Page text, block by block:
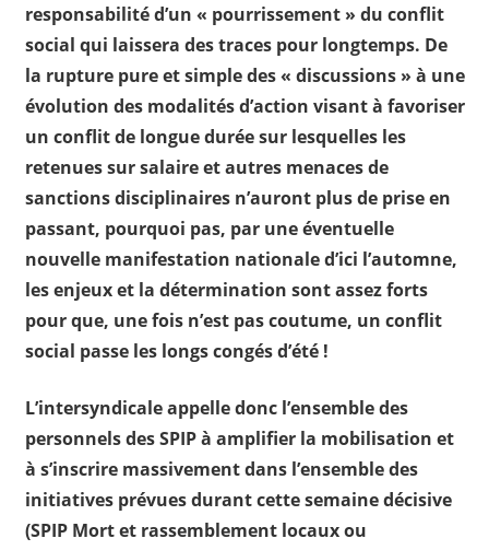
responsabilité d’un « pourrissement » du conflit
social qui laissera des traces pour longtemps. De
la rupture pure et simple des « discussions » à une
évolution des modalités d’action visant à favoriser
un conflit de longue durée sur lesquelles les
retenues sur salaire et autres menaces de
sanctions disciplinaires n’auront plus de prise en
passant, pourquoi pas, par une éventuelle
nouvelle manifestation nationale d’ici l’automne,
les enjeux et la détermination sont assez forts
pour que, une fois n’est pas coutume, un conflit
social passe les longs congés d’été !
L’intersyndicale appelle donc l’ensemble des
personnels des SPIP à amplifier la mobilisation et
à s’inscrire massivement dans l’ensemble des
initiatives prévues durant cette semaine décisive
(SPIP Mort et rassemblement locaux ou